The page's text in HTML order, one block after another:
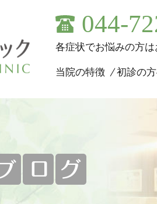
044-
各症状でお悩みの方
当院の特徴 初診の